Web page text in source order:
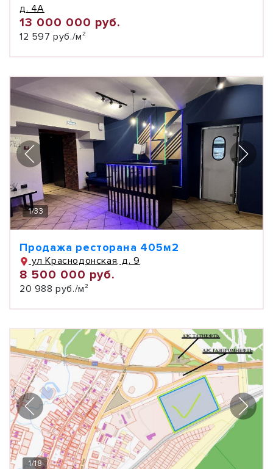
д. 4А
13 000 000 руб.
12 597 руб./м²
1/33
Продажа ресторана 405м2
ул Краснодонская, д. 9
8 500 000 руб.
20 988 руб./м²
1/18